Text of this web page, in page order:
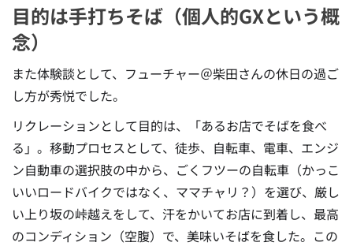
目的は手打ちそば（個人的GXという概
念）
また体験談として、フューチャー＠柴田さんの休日の過ご
し方が秀悦でした。
リクレーションとして目的は、「あるお店でそばを食べ
る」。移動プロセスとして、徒歩、自転車、電車、エンジ
ン自動車の選択肢の中から、ごくフツーの自転車（かっこ
いいロードバイクではなく、ママチャリ？）を選び、厳し
い上り坂の峠越えをして、汗をかいてお店に到着し、最高
のコンディション（空腹）で、美味いそばを食した。この